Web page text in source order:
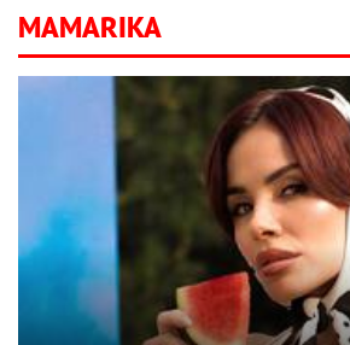
MAMARIKA